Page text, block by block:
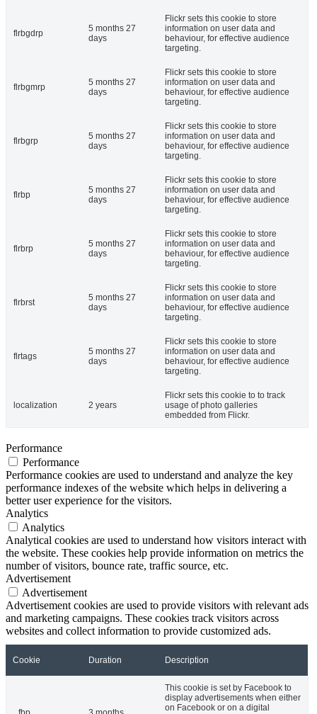
flrbgdrp
5 months 27
days
Flickr sets this cookie to store
information on user data and
behaviour, for effective audience
targeting.
flrbgmrp
5 months 27
days
Flickr sets this cookie to store
information on user data and
behaviour, for effective audience
targeting.
flrbgrp
5 months 27
days
Flickr sets this cookie to store
information on user data and
behaviour, for effective audience
targeting.
flrbp
5 months 27
days
Flickr sets this cookie to store
information on user data and
behaviour, for effective audience
targeting.
flrbrp
5 months 27
days
Flickr sets this cookie to store
information on user data and
behaviour, for effective audience
targeting.
flrbrst
5 months 27
days
Flickr sets this cookie to store
information on user data and
behaviour, for effective audience
targeting.
flrtags
5 months 27
days
Flickr sets this cookie to store
information on user data and
behaviour, for effective audience
targeting.
localization 2 years
Flickr sets this cookie to to track
usage of photo galleries
embedded from Flickr.
Performance
Performance
Performance cookies are used to understand and analyze the key
performance indexes of the website which helps in delivering a
better user experience for the visitors.
Analytics
Analytics
Analytical cookies are used to understand how visitors interact with
the website. These cookies help provide information on metrics the
number of visitors, bounce rate, traffic source, etc.
Advertisement
Advertisement
Advertisement cookies are used to provide visitors with relevant ads
and marketing campaigns. These cookies track visitors across
websites and collect information to provide customized ads.
Cookie Duration Description
This cookie is set by Facebook to
display advertisements when either
on Facebook or on a digital